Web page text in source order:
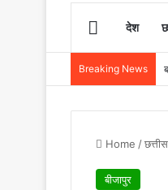
Homeदेश
Breaking News
Home /
बीजापुर